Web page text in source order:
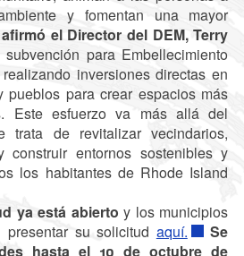
y fomentan una mayor
afirmó el Director del DEM, Terry
para Embellecimiento
inversiones directas en
pueblos para crear espacios más
Este esfuerzo va más allá del
trata de revitalizar vecindarios,
construir entornos sostenibles y
los habitantes de Rhode Island
ya está abierto y los municipios
presentar su solicitud aquí.
Se
hasta el 10 de octubre de